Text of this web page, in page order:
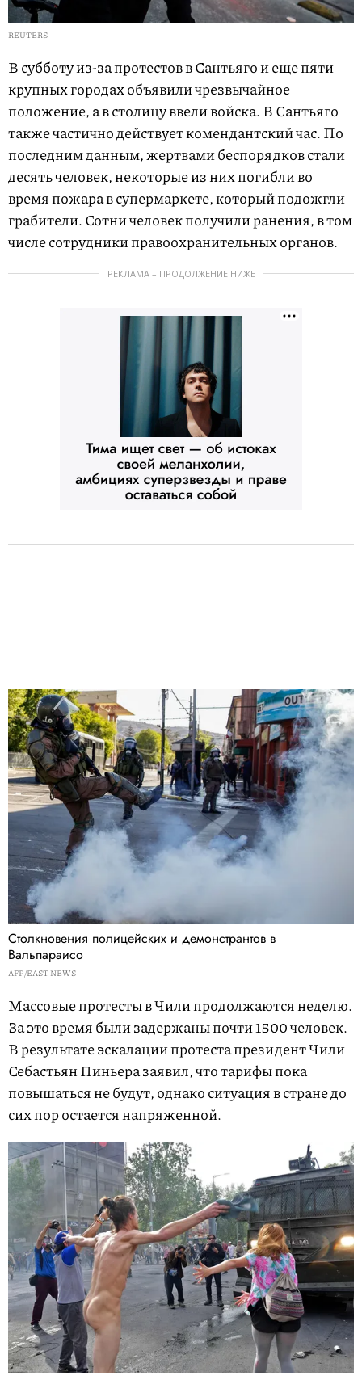
REUTERS
В субботу из-за протестов в Сантьяго и еще пяти
крупных городах объявили чрезвычайное
положение, а в столицу ввели войска. В Сантьяго
также частично действует комендантский час. По
последним данным, жертвами беспорядков стали
десять человек, некоторые из них погибли во
время пожара в супермаркете, который подожгли
грабители. Сотни человек получили ранения, в том
числе сотрудники правоохранительных органов.
РЕКЛАМА – ПРОДОЛЖЕНИЕ НИЖЕ
Столкновения полицейских и демонстрантов в
Вальпараисо
AFP/EAST NEWS
Массовые протесты в Чили продолжаются неделю.
За это время были задержаны почти 1500 человек.
В результате эскалации протеста президент Чили
Себастьян Пиньера заявил, что тарифы пока
повышаться не будут, однако ситуация в стране до
сих пор остается напряженной.